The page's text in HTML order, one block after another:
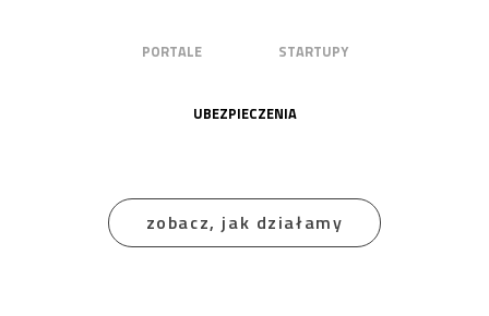
PORTALE STARTUPY
UBEZPIECZENIA
zobacz, jak działamy